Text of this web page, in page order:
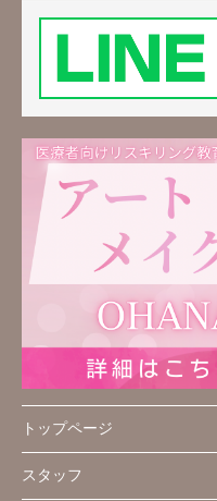
トップページ
スタッフ